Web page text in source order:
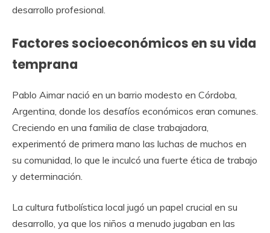
desarrollo profesional.
Factores socioeconómicos en su vida
temprana
Pablo Aimar nació en un barrio modesto en Córdoba,
Argentina, donde los desafíos económicos eran comunes.
Creciendo en una familia de clase trabajadora,
experimentó de primera mano las luchas de muchos en
su comunidad, lo que le inculcó una fuerte ética de trabajo
y determinación.
La cultura futbolística local jugó un papel crucial en su
desarrollo, ya que los niños a menudo jugaban en las